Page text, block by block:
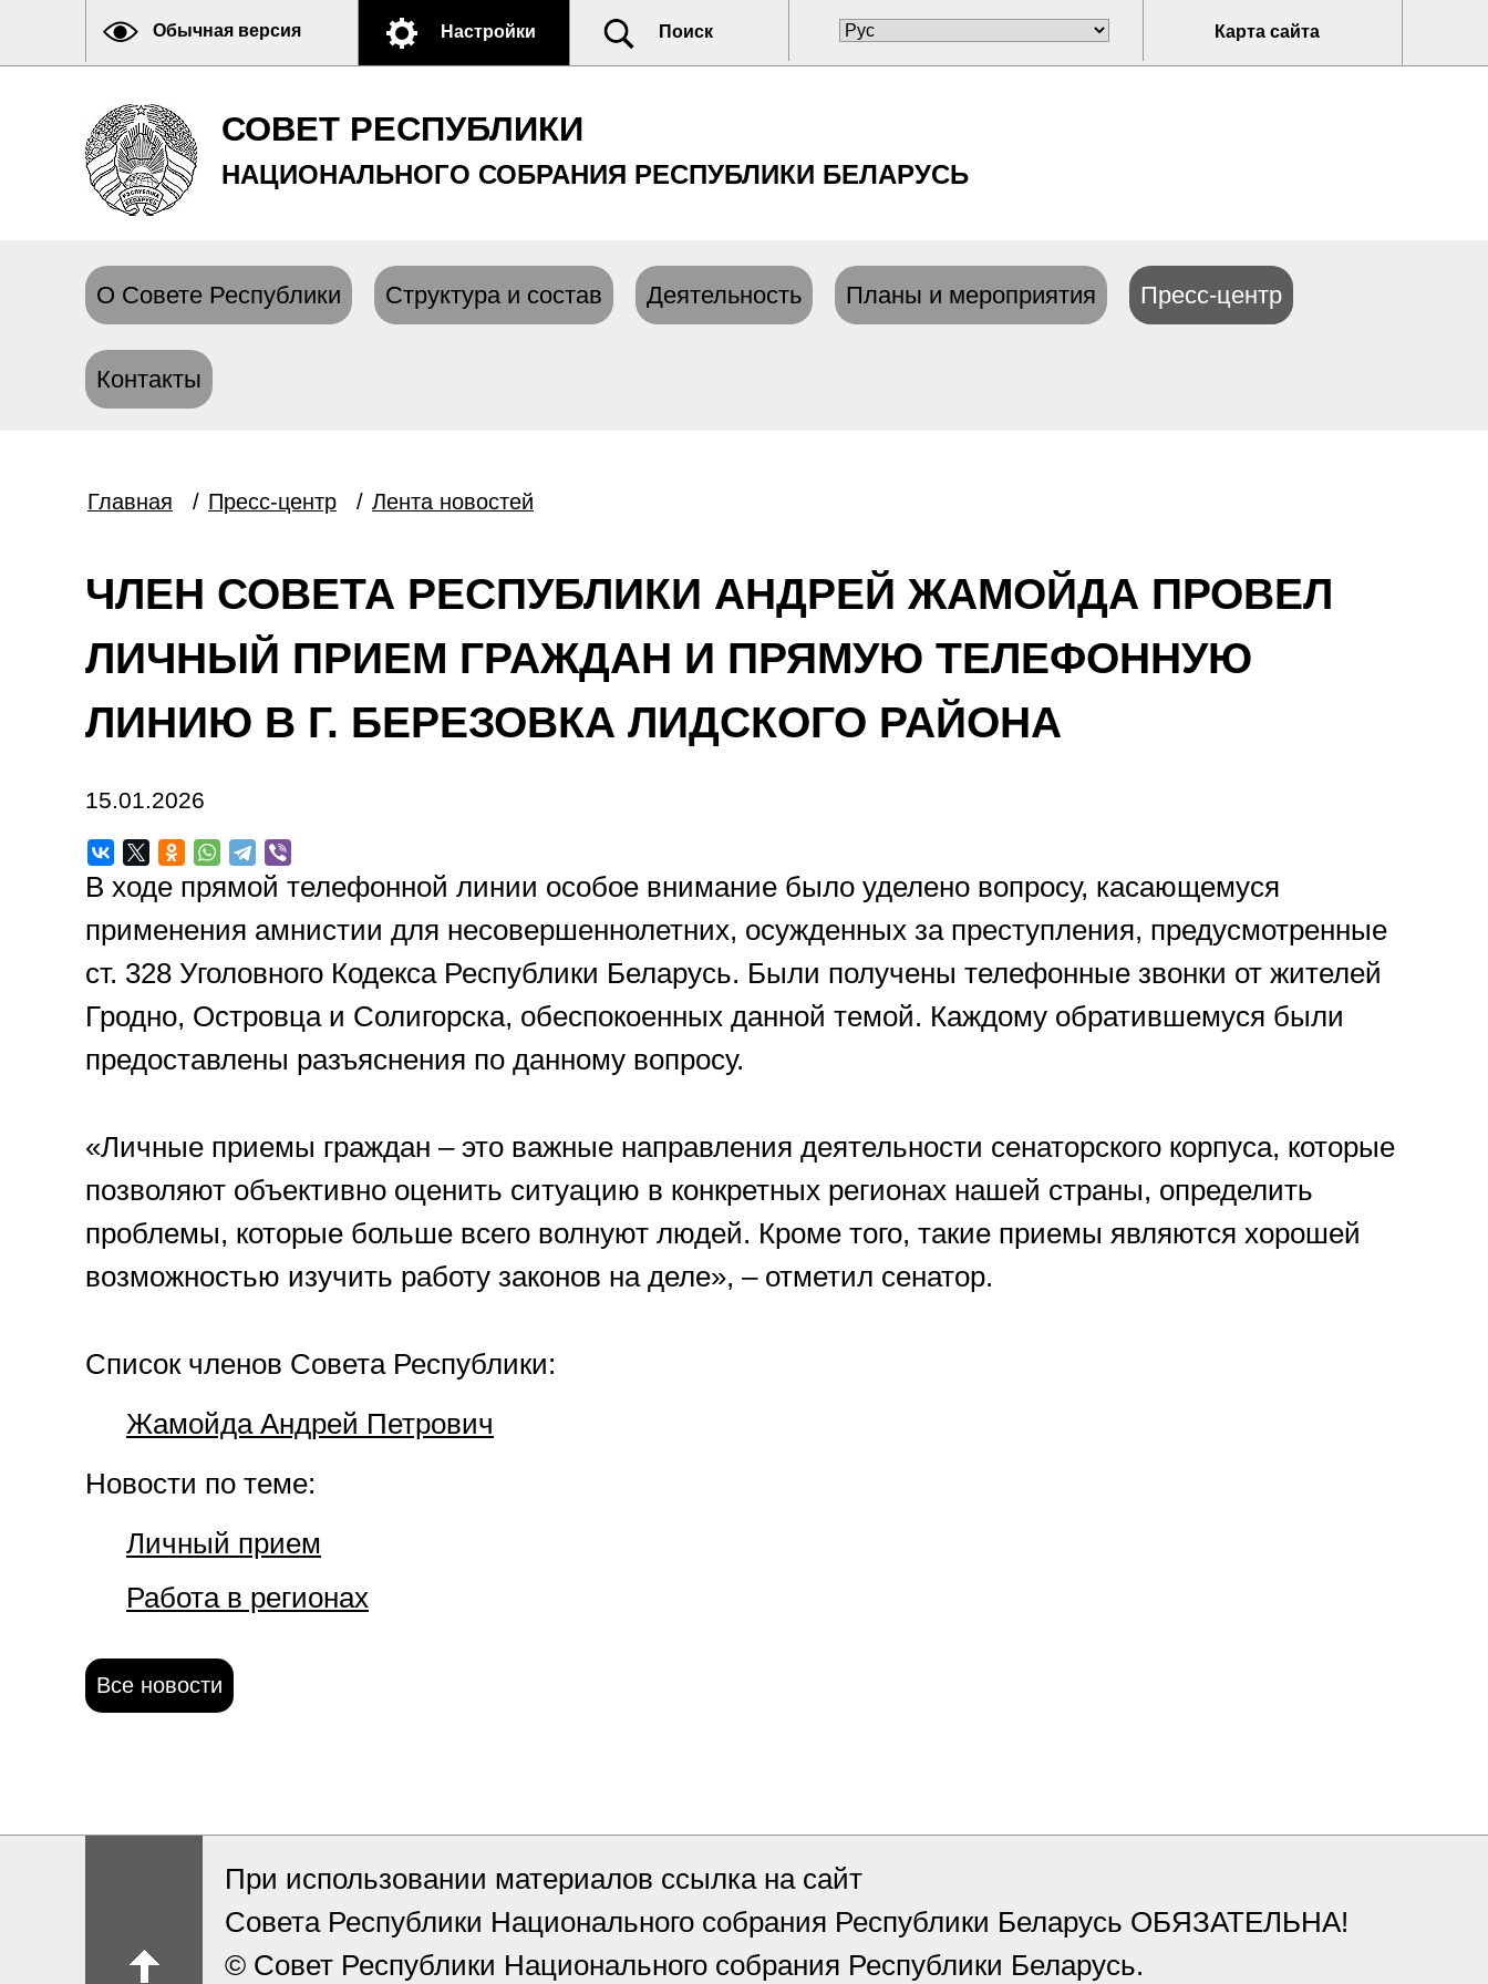
Обычная версия Настройки Поиск Карта сайта
СОВЕТ РЕСПУБЛИКИ
НАЦИОНАЛЬНОГО СОБРАНИЯ РЕСПУБЛИКИ БЕЛАРУСЬ
О Совете Республики Структура и состав Деятельность Планы и мероприятия Пресс-центр
Контакты
Главная / Пресс-центр / Лента новостей
ЧЛЕН СОВЕТА РЕСПУБЛИКИ АНДРЕЙ ЖАМОЙДА ПРОВЕЛ
ЛИЧНЫЙ ПРИЕМ ГРАЖДАН И ПРЯМУЮ ТЕЛЕФОННУЮ
ЛИНИЮ В Г. БЕРЕЗОВКА ЛИДСКОГО РАЙОНА
15.01.2026
В ходе прямой телефонной линии особое внимание было уделено вопросу, касающемуся
применения амнистии для несовершеннолетних, осужденных за преступления, предусмотренные
ст. 328 Уголовного Кодекса Республики Беларусь. Были получены телефонные звонки от жителей
Гродно, Островца и Солигорска, обеспокоенных данной темой. Каждому обратившемуся были
предоставлены разъяснения по данному вопросу.
«Личные приемы граждан – это важные направления деятельности сенаторского корпуса, которые
позволяют объективно оценить ситуацию в конкретных регионах нашей страны, определить
проблемы, которые больше всего волнуют людей. Кроме того, такие приемы являются хорошей
возможностью изучить работу законов на деле», – отметил сенатор.
Список членов Совета Республики:
Жамойда Андрей Петрович
Новости по теме:
Личный прием
Работа в регионах
Все новости
При использовании материалов ссылка на сайт
Совета Республики Национального собрания Республики Беларусь ОБЯЗАТЕЛЬНА!
© Совет Республики Национального собрания Республики Беларусь.